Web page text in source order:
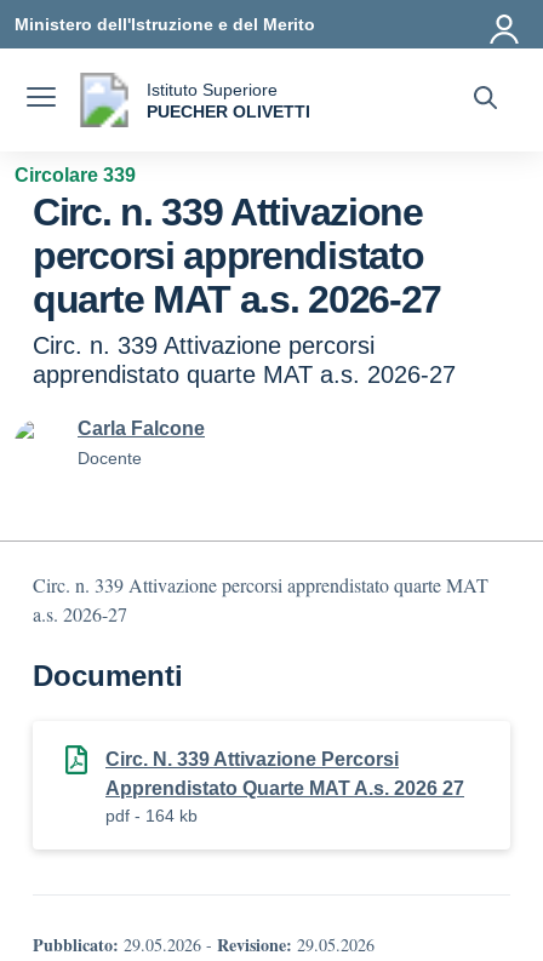
Ministero dell'Istruzione e del Merito
Istituto Superiore
PUECHER OLIVETTI
Circolare 339
Circ. n. 339 Attivazione
percorsi apprendistato
quarte MAT a.s. 2026-27
Circ. n. 339 Attivazione percorsi
apprendistato quarte MAT a.s. 2026-27
Carla Falcone
Docente
Circ. n. 339 Attivazione percorsi apprendistato quarte MAT
a.s. 2026-27
Documenti
Circ. N. 339 Attivazione Percorsi
Apprendistato Quarte MAT A.s. 2026 27
pdf - 164 kb
Pubblicato: 29.05.2026 - Revisione: 29.05.2026